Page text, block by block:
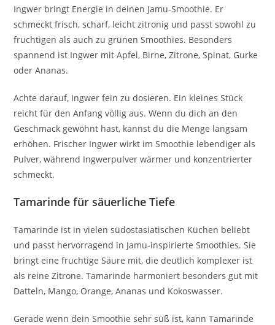
Ingwer bringt Energie in deinen Jamu-Smoothie. Er
schmeckt frisch, scharf, leicht zitronig und passt sowohl zu
fruchtigen als auch zu grünen Smoothies. Besonders
spannend ist Ingwer mit Apfel, Birne, Zitrone, Spinat, Gurke
oder Ananas.
Achte darauf, Ingwer fein zu dosieren. Ein kleines Stück
reicht für den Anfang völlig aus. Wenn du dich an den
Geschmack gewöhnt hast, kannst du die Menge langsam
erhöhen. Frischer Ingwer wirkt im Smoothie lebendiger als
Pulver, während Ingwerpulver wärmer und konzentrierter
schmeckt.
Tamarinde für säuerliche Tiefe
Tamarinde ist in vielen südostasiatischen Küchen beliebt
und passt hervorragend in Jamu-inspirierte Smoothies. Sie
bringt eine fruchtige Säure mit, die deutlich komplexer ist
als reine Zitrone. Tamarinde harmoniert besonders gut mit
Datteln, Mango, Orange, Ananas und Kokoswasser.
Gerade wenn dein Smoothie sehr süß ist, kann Tamarinde